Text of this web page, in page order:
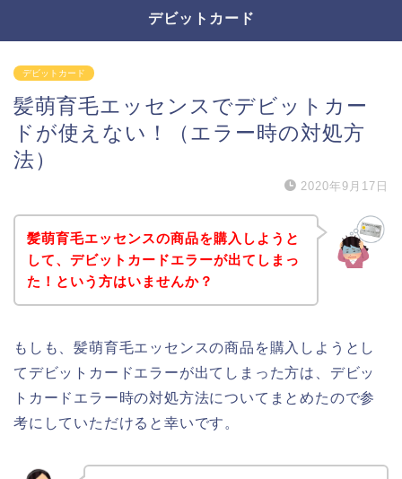
デビットカード
デビットカード
髪萌育毛エッセンスでデビットカー
ドが使えない！（エラー時の対処方
法）
2020年9月17日
髪萌育毛エッセンスの商品を購入しようと
して、デビットカードエラーが出てしまっ
た！という方はいませんか？
もしも、髪萌育毛エッセンスの商品を購入しようとし
てデビットカードエラーが出てしまった方は、デビッ
トカードエラー時の対処方法についてまとめたので参
考にしていただけると幸いです。